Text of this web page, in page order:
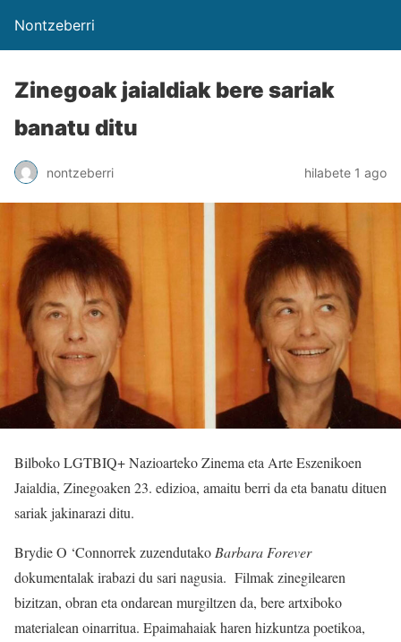
Nontzeberri
Zinegoak jaialdiak bere sariak
banatu ditu
nontzeberri hilabete 1 ago
Bilboko LGTBIQ+ Nazioarteko Zinema eta Arte Eszenikoen
Jaialdia, Zinegoaken 23. edizioa, amaitu berri da eta banatu dituen
sariak jakinarazi ditu.
Brydie O ‘Connorrek zuzendutakoBarbara Forever
dokumentalak irabazi du sari nagusia. Filmak zinegilearen
bizitzan, obran eta ondarean murgiltzen da, bere artxiboko
materialean oinarritua. Epaimahaiak haren hizkuntza poetikoa,